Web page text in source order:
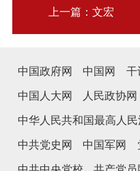
上一篇：文宏
中国政府网 中国网 干
中国人大网 人民政协网
中华人民共和国最高人
中共党史网 中国军网